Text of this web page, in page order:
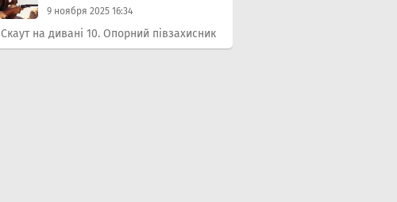
9 ноября 2025 16:34
Скаут на дивані 10. Опорний півзахисник